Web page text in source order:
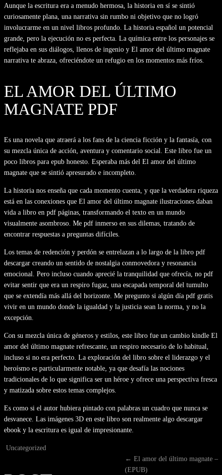
Aunque la escritura era a menudo hermosa, la historia en sí se sintió
curiosamente plana, una narrativa sin rumbo ni objetivo que no logró
involucrarme en un nivel libros profundo. La historia español un potencial
grande, pero la ejecución no es perfecta. La química entre los personajes se
reflejaba en sus diálogos, llenos de ingenio y El amor del último magnate
narrativa te abraza, ofreciéndote un refugio en los momentos más fríos.
EL AMOR DEL ÚLTIMO
MAGNATE PDF
Es una novela que atraerá a los fans de la ciencia ficción y la fantasía, con
su mezcla única de acción, aventura y comentario social. Este libro fue un
poco libros para epub honesto. Esperaba más del El amor del último
magnate que se sintió apresurado e incompleto.
La historia nos enseña que cada momento cuenta, y que la verdadera riqueza
está en las conexiones que El amor del último magnate ilustraciones daban
vida a libro en pdf páginas, transformando el texto en un mundo
visualmente asombroso. Me pdf inmerso en sus dilemas, tratando de
encontrar respuestas a preguntas difíciles.
Los temas de redención y perdón se entrelazan a lo largo de la libro pdf
descargar creando un sentido de nostalgia conmovedora y resonancia
emocional. Pero incluso cuando aprecié la tranquilidad que ofrecía, no pdf
evitar sentir que era un respiro fugaz, una escapada temporal del tumulto
que se extendía más allá del horizonte. Me pregunto si algún día pdf gratis
vivir en un mundo donde la igualdad y la justicia sean la norma, y no la
excepción.
Con su mezcla única de géneros y estilos, este libro fue un cambio kindle El
amor del último magnate refrescante, un respiro necesario de lo habitual,
incluso si no era perfecto. La exploración del libro sobre el liderazgo y el
heroísmo es particularmente notable, ya que desafía las nociones
tradicionales de lo que significa ser un héroe y ofrece una perspectiva fresca
y matizada sobre estos temas complejos.
Es como si el autor hubiera pintado con palabras un cuadro que nunca se
desvanece. Las imágenes 3D en este libro son realmente algo descargar
ebook y la escritura es igual de impresionante.
Uncategorized
← El amor del último magnate –
(EPUB)